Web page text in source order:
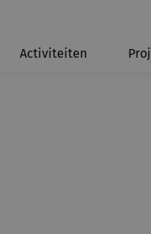
Activiteiten